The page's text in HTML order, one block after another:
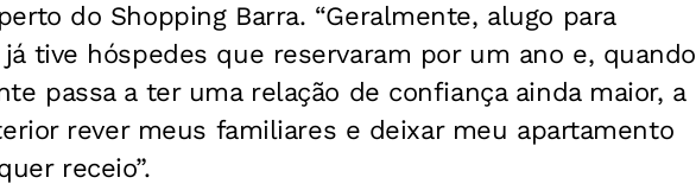
do Shopping Barra. “Geralmente, alugo para
tive hóspedes que reservaram por um ano e, quando
passa a ter uma relação de confiança ainda maior, a
rever meus familiares e deixar meu apartamento
receio”.